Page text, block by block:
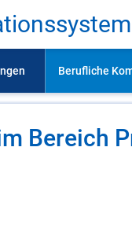
Be­reich